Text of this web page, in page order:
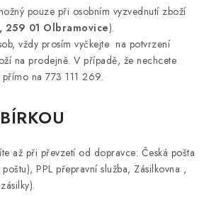
pouze při osobním vyzvednutí zboží
259 01 Olbramovice).
vždy prosím vyčkejte na potvrzení
na prodejně. V případě, že nechcete
na 773 111 269.
až při převzetí od dopravce: Česká pošta
PPL přepravní služba, Zásilkovna ,